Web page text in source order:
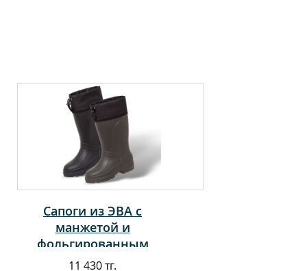
Сапоги из ЭВА с
манжетой и
фольгированным
чулком (-20С)
11 430 тг.